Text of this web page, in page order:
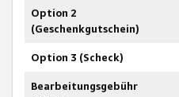
Option 2
(Geschenkgutschein)
Option 3 (Scheck)
Bearbeitungsgebühr